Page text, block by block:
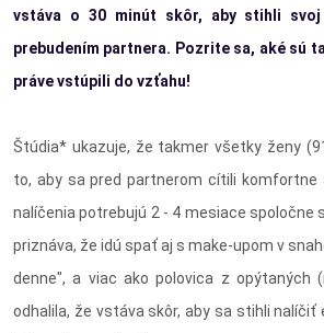
vstáva o 30 minút skôr, aby stihli svoj
prebudením partnera. Pozrite sa, aké sú
práve vstúpili do vzťahu!
Štúdia* ukazuje, že takmer všetky ženy
to, aby sa pred partnerom cítili komfortne
nalíčenia potrebujú 2 - 4 mesiace spoločne
priznáva, že idú spať aj s make-upom v
denne", a viac ako polovica z opýtaných
odhalila, že vstáva skôr, aby sa stihli